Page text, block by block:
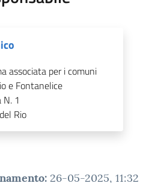
associata per i comuni
e Fontanelice
1
Rio
: 26-05-2025, 11:32